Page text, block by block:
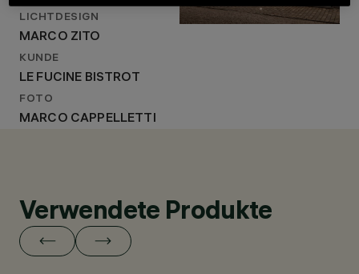
LICHTDESIGN
MARCO ZITO
KUNDE
LE FUCINE BISTROT
FOTO
MARCO CAPPELLETTI
Verwendete Produkte